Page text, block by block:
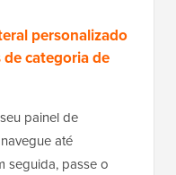
personalizado
categoria de
painel de
até
seguida, passe o